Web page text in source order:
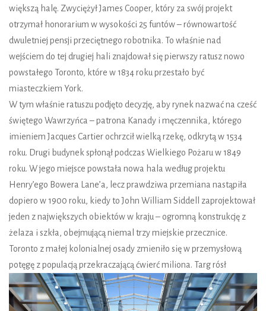
większą halę. Zwyciężył James Cooper, który za swój projekt
otrzymał honorarium w wysokości 25 funtów – równowartość
dwuletniej pensji przeciętnego robotnika. To właśnie nad
wejściem do tej drugiej hali znajdował się pierwszy ratusz nowo
powstałego Toronto, które w 1834 roku przestało być
miasteczkiem York.
W tym właśnie ratuszu podjęto decyzję, aby rynek nazwać na cześć
świętego Wawrzyńca – patrona Kanady i męczennika, którego
imieniem Jacques Cartier ochrzcił wielką rzekę, odkrytą w 1534
roku. Drugi budynek spłonął podczas Wielkiego Pożaru w 1849
roku. W jego miejsce powstała nowa hala według projektu
Henry’ego Bowera Lane’a, lecz prawdziwa przemiana nastąpiła
dopiero w 1900 roku, kiedy to John William Siddell zaprojektował
jeden z największych obiektów w kraju – ogromną konstrukcję z
żelaza i szkła, obejmującą niemal trzy miejskie przecznice.
Toronto z małej kolonialnej osady zmieniło się w przemysłową
potęgę z populacją przekraczającą ćwierć miliona. Targ rósł